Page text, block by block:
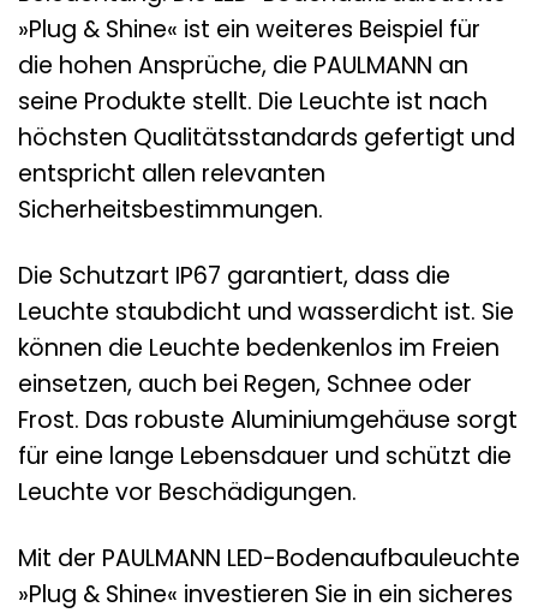
»Plug & Shine« ist ein weiteres Beispiel für
die hohen Ansprüche, die PAULMANN an
seine Produkte stellt. Die Leuchte ist nach
höchsten Qualitätsstandards gefertigt und
entspricht allen relevanten
Sicherheitsbestimmungen.
Die Schutzart IP67 garantiert, dass die
Leuchte staubdicht und wasserdicht ist. Sie
können die Leuchte bedenkenlos im Freien
einsetzen, auch bei Regen, Schnee oder
Frost. Das robuste Aluminiumgehäuse sorgt
für eine lange Lebensdauer und schützt die
Leuchte vor Beschädigungen.
Mit der PAULMANN LED-Bodenaufbauleuchte
»Plug & Shine« investieren Sie in ein sicheres